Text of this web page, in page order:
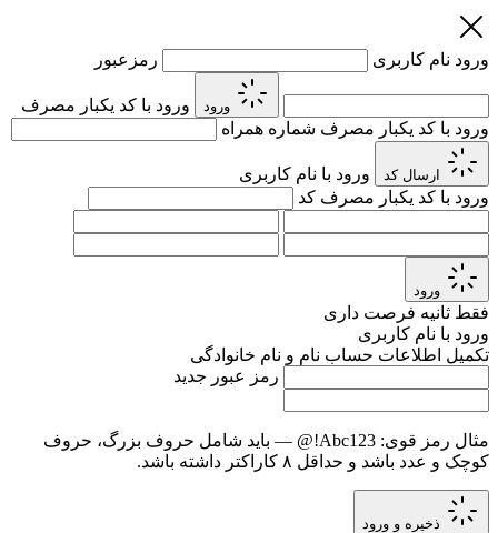
ورود نام کاربری رمزعبور
ورود
ورود با کد یکبار مصرف
ورود با کد یکبار مصرف شماره همراه
ارسال کد
ورود با نام کاربری
ورود با کد یکبار مصرف کد
ورود
فقط ثانیه فرصت داری
ورود با نام کاربری
تکمیل اطلاعات حساب نام و نام خانوادگی
رمز عبور جدید
مثال رمز قوی: Abc123!@
— باید شامل حروف بزرگ، حروف
کوچک و عدد باشد و حداقل ۸ کاراکتر داشته باشد.
ذخیره و ورود